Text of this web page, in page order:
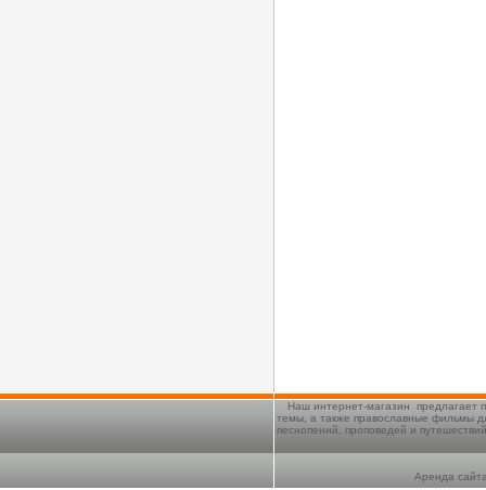
Наш интернет-магазин предлагает
темы, а также православные фильмы
песнопений, проповедей и
Аренда